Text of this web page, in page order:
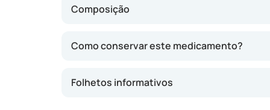
Composição
Como conservar este medicamento?
Folhetos informativos